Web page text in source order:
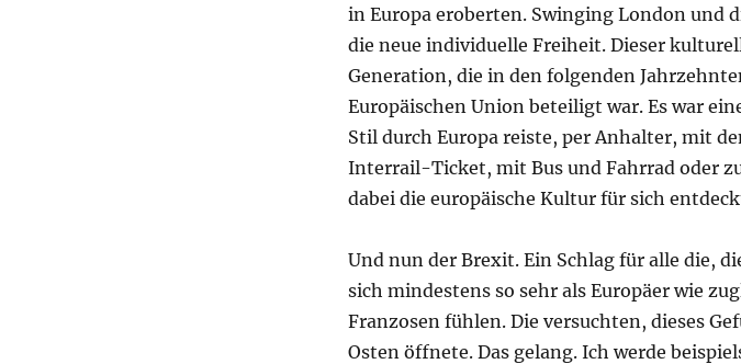
in Europa eroberten. Swinging London und
die neue individuelle Freiheit. Dieser
Generation, die in den folgenden
Europäischen Union beteiligt war. Es war
Stil durch Europa reiste, per Anhalter, mit
Interrail-Ticket, mit Bus und Fahrrad oder
dabei die europäische Kultur für sich
Und nun der Brexit. Ein Schlag für alle die,
sich mindestens so sehr als Europäer wie
Franzosen fühlen. Die versuchten, dieses
Osten öffnete. Das gelang. Ich werde